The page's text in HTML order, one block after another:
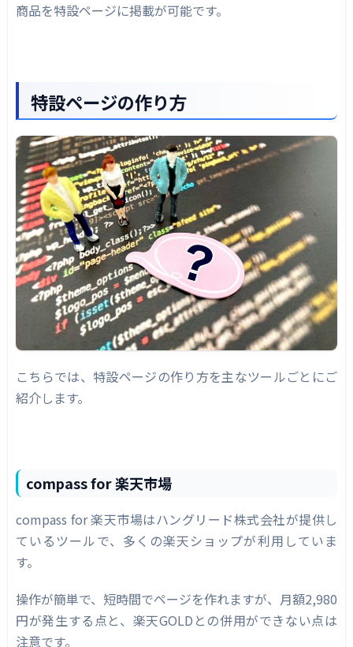
商品を特設ページに掲載が可能です。
特設ページの作り方
こちらでは、特設ページの作り方を主なツールごとにご
紹介します。
compass for 楽天市場
compass for 楽天市場はハングリード株式会社が提供し
ているツールで、多くの楽天ショップが利用していま
す。
操作が簡単で、短時間でページを作れますが、月額2,980
円が発生する点と、楽天GOLDとの併用ができない点は
注意です。